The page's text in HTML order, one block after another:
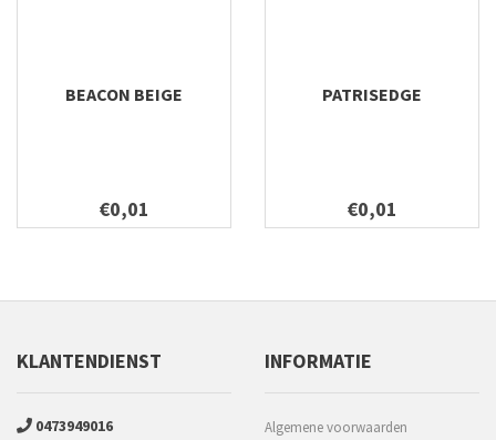
BEACON BEIGE
€0,01
PATRISEDGE
€0,01
KLANTENDIENST
0473949016
INFORMATIE
Algemene voorwaarden